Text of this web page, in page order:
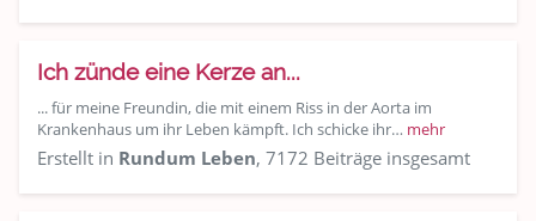
Ich zünde eine Kerze an...
... für meine Freundin, die mit einem Riss in der Aorta im
Krankenhaus um ihr Leben kämpft. Ich schicke ihr… mehr
Erstellt in Rundum Leben, 7172 Beiträge insgesamt